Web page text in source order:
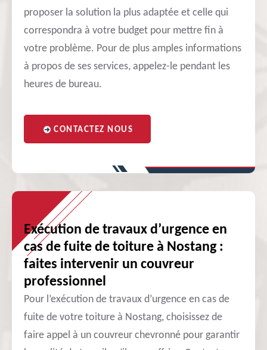
proposer la solution la plus adaptée et celle qui
correspondra à votre budget pour mettre fin à
votre problème. Pour de plus amples informations
à propos de ses services, appelez-le pendant les
heures de bureau.
CONTACTEZ NOUS
Exécution de travaux d’urgence en
cas de fuite de toiture à Nostang :
faites intervenir un couvreur
professionnel
Pour l’exécution de travaux d’urgence en cas de
fuite de votre toiture à Nostang, choisissez de
faire appel à un couvreur chevronné pour garantir